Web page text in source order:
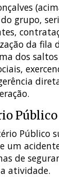
grupo,
da fila
dos
Público
Público
um
de
atividade.